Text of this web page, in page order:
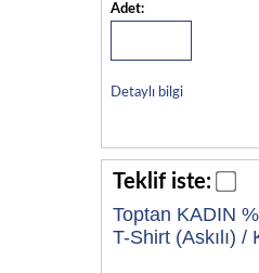
Adet:
Detaylı bilgi
Teklif iste:
Toptan KADIN
T-Shirt (Askılı) /